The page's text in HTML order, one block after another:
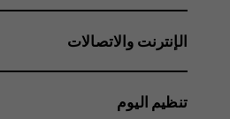
الإنترنت والاتصالات
تنظيم اليوم